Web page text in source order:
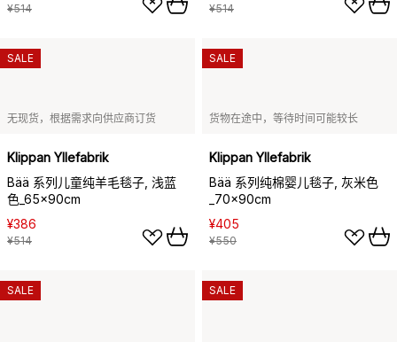
¥514 ¥514
无现货，根据需求向供应商订货
Klippan Yllefabrik
Bää 系列儿童纯羊毛毯子, 浅蓝
色_65x90cm
¥386
¥514
SALE
货物在途中，等待时间可能较长
Klippan Yllefabrik
Bää 系列纯棉婴儿毯子, 灰米色
_70x90cm
¥405
¥550
SALE
SALE SALE